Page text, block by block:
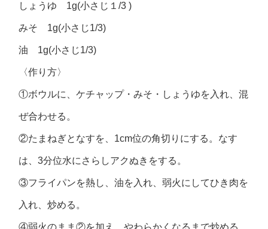
しょうゆ 1g(小さじ１/3 )
みそ 1g(小さじ1/3)
油 1g(小さじ1/3)
〈作り方〉
①ボウルに、ケチャップ・みそ・しょうゆを入れ、混
ぜ合わせる。
②たまねぎとなすを、1cm位の角切りにする。なす
は、3分位水にさらしアクぬきをする。
③フライパンを熱し、油を入れ、弱火にしてひき肉を
入れ、炒める。
④弱火のまま②を加え、やわらかくなるまで炒める。